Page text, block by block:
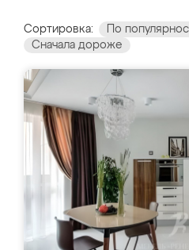
Сортировка: По
Сначала дороже